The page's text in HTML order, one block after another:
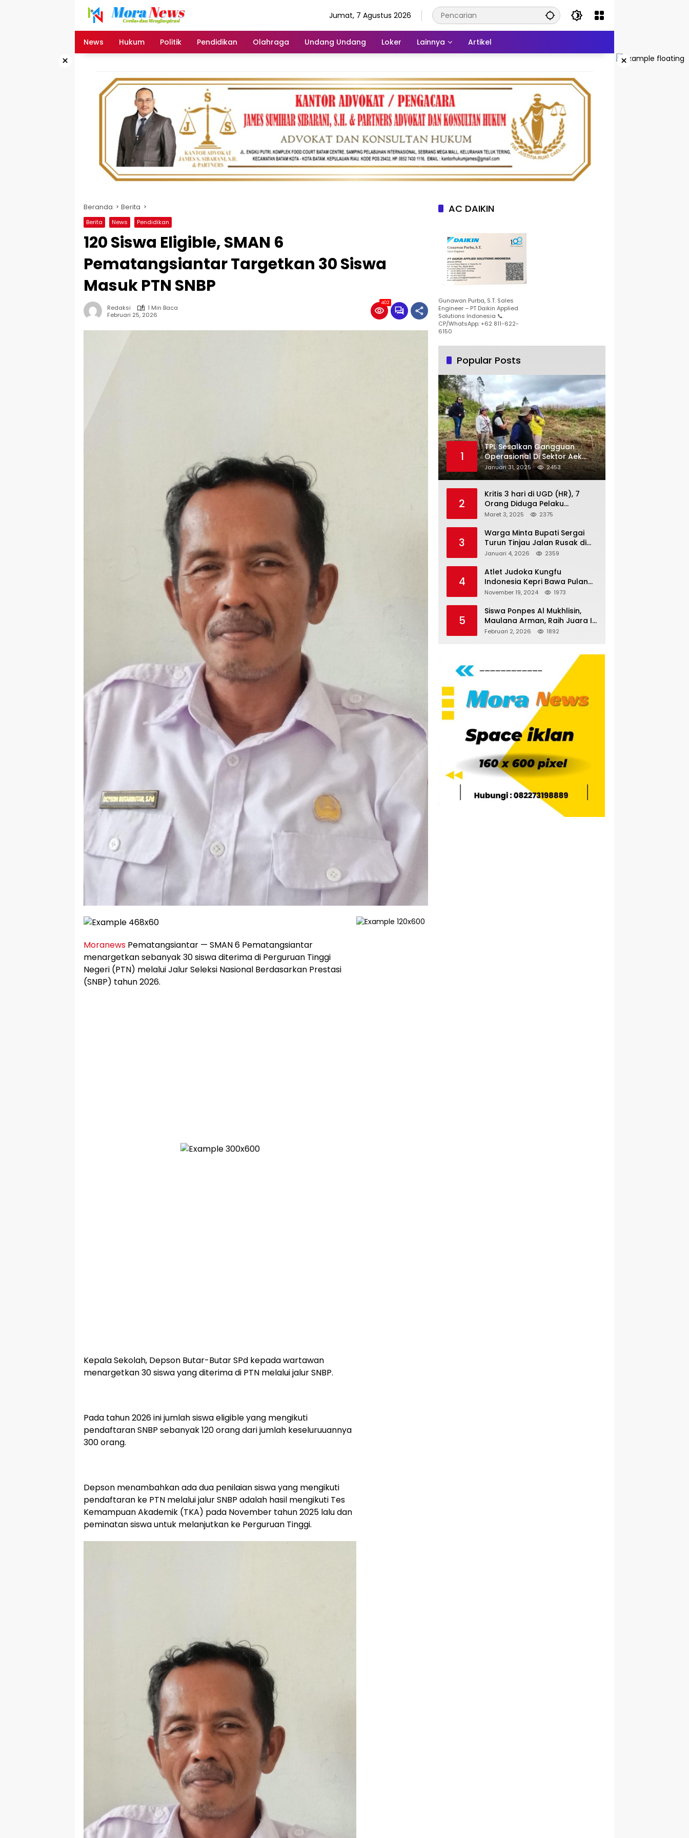
Jumat, 7 Agustus 2026
News Hukum Politik Pendidikan Olahraga Undang Undang Loker Lainnya Artikel
× ×
Beranda Berita
Berita News Pendidikan
120 Siswa Eligible, SMAN 6
Pematangsiantar Targetkan 30 Siswa
Masuk PTN SNBP
Redaksi
1 Min Baca
Februari 25, 2026
402
Moranews Pematangsiantar — SMAN 6 Pematangsiantar
menargetkan sebanyak 30 siswa diterima di Perguruan Tinggi
Negeri (PTN) melalui Jalur Seleksi Nasional Berdasarkan Prestasi
(SNBP) tahun 2026.
Kepala Sekolah, Depson Butar-Butar SPd kepada wartawan
menargetkan 30 siswa yang diterima di PTN melalui jalur SNBP.
Pada tahun 2026 ini jumlah siswa eligible yang mengikuti
pendaftaran SNBP sebanyak 120 orang dari jumlah keseluruuannya
300 orang.
Depson menambahkan ada dua penilaian siswa yang mengikuti
pendaftaran ke PTN melalui jalur SNBP adalah hasil mengikuti Tes
Kemampuan Akademik (TKA) pada November tahun 2025 lalu dan
peminatan siswa untuk melanjutkan ke Perguruan Tinggi.
AC DAIKIN
Gunawan Purba, S.T. Sales
Engineer – PT Daikin Applied
Solutions Indonesia 📞
CP/WhatsApp: +62 811-622-
6150
Popular Posts
1
TPL Sesalkan Gangguan
Operasional Di Sektor Aek
Nauli
Januari 31, 2025 2453
2
Kritis 3 hari di UGD (HR), 7
Orang Diduga Pelaku
Pengeroyokan di Lift KTV
Kantor Hukum JAP
Pertanyakan Kinerja Polresta
Tanjungpinang
Maret 3, 2025 2375
3
Warga Minta Bupati Sergai
Turun Tinjau Jalan Rusak di
Dusun 4 Desa Sei Periuk
Januari 4, 2026 2359
4
Atlet Judoka Kungfu
Indonesia Kepri Bawa Pulang
11 Medali Pra Fornas bogor, 3
November 19, 2024 1973
5
Siswa Ponpes Al Mukhlisin,
Maulana Arman, Raih Juara I
Taekwondo Junior Putra di
Februari 2, 2026 1892